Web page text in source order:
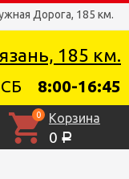
Дорога, 185 км.
185 км.
СБ 8:00-16:45
0 Корзина
0 Р